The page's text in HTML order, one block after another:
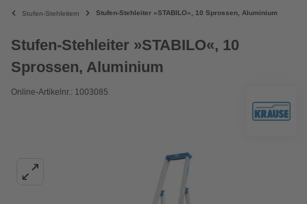
Stufen-Stehleitern Stufen-Stehleiter »STABILO«, 10 Sprossen, Aluminium
Stufen-Stehleiter »STABILO«, 10
Sprossen, Aluminium
Online-Artikelnr.: 1003085